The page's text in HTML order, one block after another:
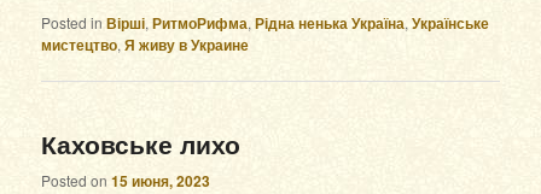
Posted in Вірші,РитмоРифма,Рідна ненька Україна,Українське
мистецтво,Я живу в Украине
Каховське лихо
Posted on15 июня, 2023